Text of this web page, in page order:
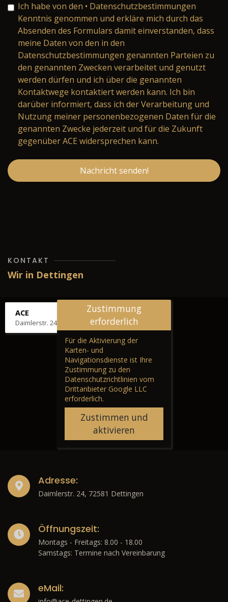
Ich habe von den • Datenschutzbestimmungen
Kenntnis genommen und erkläre mich durch das
Absenden des Formulars damit einverstanden, dass
meine Daten von den in den
Datenschutzbestimmungen genannten Parteien zu
den genannten Zwecken verarbeitet und genutzt
werden dürfen und ich über die genannten
Kontaktwege kontaktiert werden kann. Ich bin
darüber informiert, dass ich der Verarbeitung und
Nutzung meiner personenbezogenen Daten für die
genannten Zwecke jederzeit und für die Zukunft
gegenüber ACE widersprechen kann.
Nachricht senden!
KONTAKT
Wir in Dettingen
ACE
Daimlerstr. 24, 72581 Dettingen
Zustimmung
erforderlich
Für die Aktivierung der
Karten- und
Navigationsdienste ist Ihre
Zustimmung zu den
Datenschutzrichtlinien vom
Drittanbieter Google LLC
erforderlich.
Zustimmen und
aktivieren
Adresse:
Daimlerstr. 24, 72581 Dettingen
Öffnungszeit:
Montags - Freitags: 8.00 - 18.00
Samstags: Termine nach Vereinbarung
eMail: